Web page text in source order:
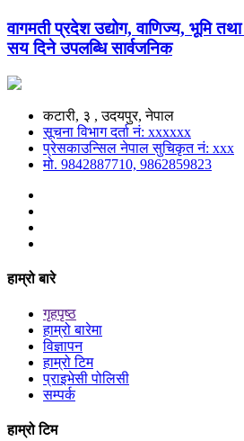
वागमती प्रदेश उद्योग, वाणिज्य, भूमि
सय दिने उपलब्धि सार्वजनिक
कटारी, ३ , उदयपुर, नेपाल
सूचना विभाग दर्ता नं: xxxxxx
प्रेसकाउन्सिल नेपाल सुचिकृत नं: xxx
मो. 9842887710, 9862859823
हाम्रो बारे
गृहपृष्ठ
हाम्रो बारेमा
विज्ञापन
हाम्रो टिम
प्राइभेसी पोलिसी
सम्पर्क
हाम्रो टिम